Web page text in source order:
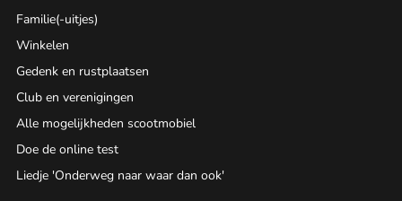
Familie(-uitjes)
Winkelen
Gedenk en rustplaatsen
Club en verenigingen
Alle mogelijkheden scootmobiel
Doe de online test
Liedje 'Onderweg naar waar dan ook'